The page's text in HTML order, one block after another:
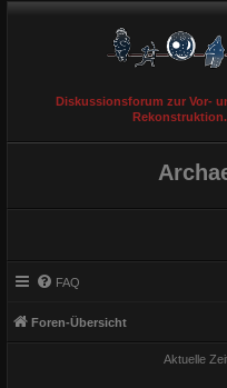
Diskussionsforum zur Vor-
FAQ
Foren-Übersicht
Aktuelle